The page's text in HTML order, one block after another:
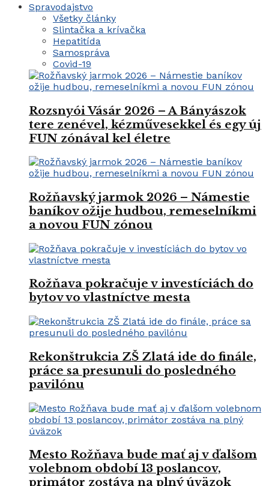
Spravodajstvo
Všetky články
Slintačka a krívačka
Hepatitída
Samospráva
Covid-19
Rozsnyói Vásár 2026 – A Bányászok
tere zenével, kézművesekkel és egy új
FUN zónával kel életre
Rožňavský jarmok 2026 – Námestie
baníkov ožije hudbou, remeselníkmi
a novou FUN zónou
Rožňava pokračuje v investíciách do
bytov vo vlastníctve mesta
Rekonštrukcia ZŠ Zlatá ide do finále,
práce sa presunuli do posledného
pavilónu
Mesto Rožňava bude mať aj v ďalšom
volebnom období 13 poslancov,
primátor zostáva na plný úväzok